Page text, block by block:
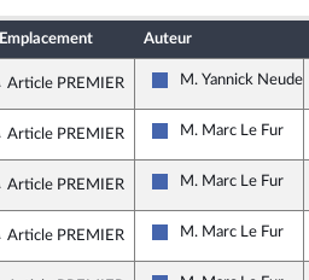
Emplacement Auteur
Sous-amendement de
Article PREMIER Les Républicains
M. Yannick Neuder
Sous-amendement de
Article PREMIER Les Républicains
M. Marc Le Fur
Sous-amendement de
Article PREMIER Les Républicains
M. Marc Le Fur
Sous-amendement de
Article PREMIER Les Républicains
M. Marc Le Fur